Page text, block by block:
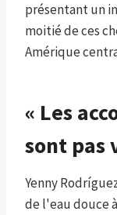
présentant un
moitié de ces
Amérique
« Les
sont pas
Yenny
de l'eau douce